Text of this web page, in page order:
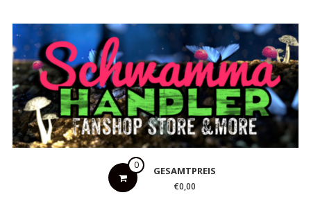
Inhalt
springen
Schwammahandler
0 GESAMTPREIS
€0,00